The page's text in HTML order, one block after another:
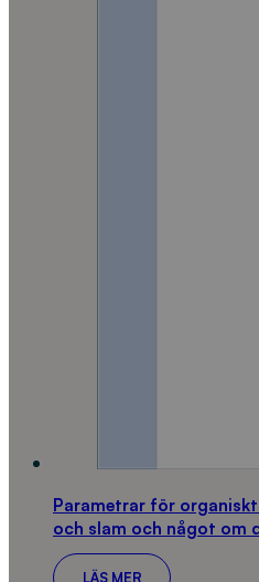
Parametrar för
och slam och något om
LÄS MER